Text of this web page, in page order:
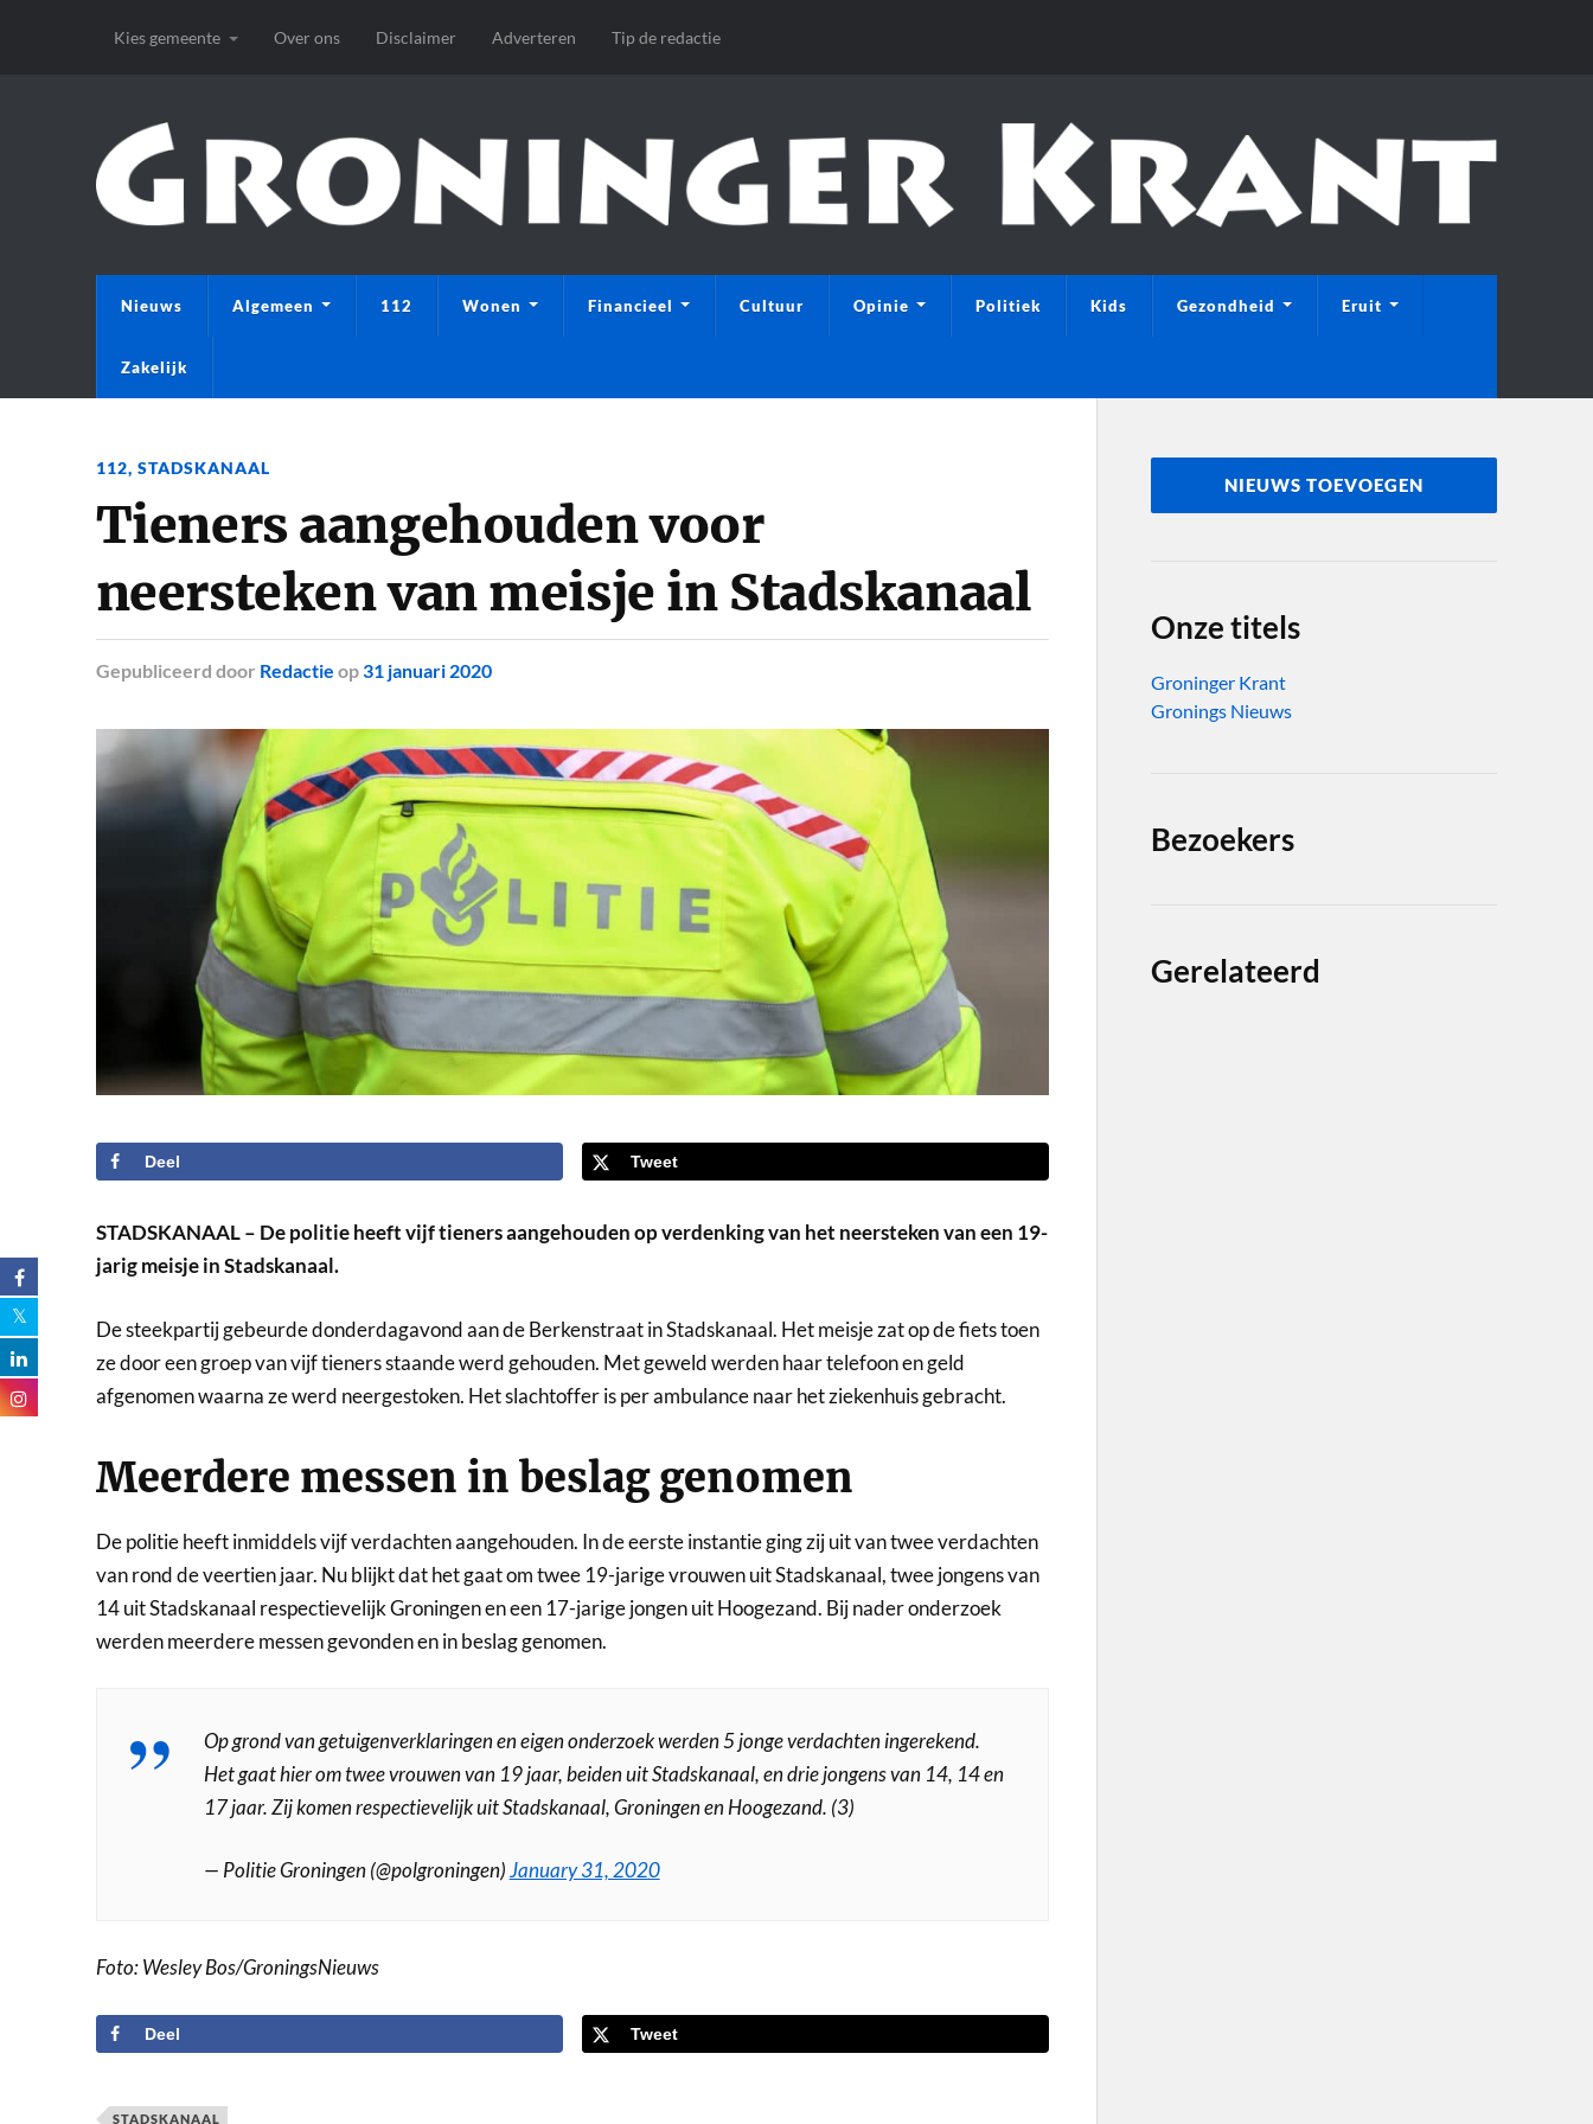
Kies gemeente Over ons Disclaimer Adverteren Tip de redactie
Nieuws Algemeen 112 Wonen Financieel Cultuur Opinie Politiek Kids Gezondheid Eruit
Zakelijk
112, STADSKANAAL
Tieners aangehouden voor
neersteken van meisje in Stadskanaal
Gepubliceerd door Redactie op31 januari 2020
Deel Tweet
STADSKANAAL – De politie heeft vijf tieners aangehouden op verdenking van het neersteken van een 19-
jarig meisje in Stadskanaal.
De steekpartij gebeurde donderdagavond aan de Berkenstraat in Stadskanaal. Het meisje zat op de fiets toen
ze door een groep van vijf tieners staande werd gehouden. Met geweld werden haar telefoon en geld
afgenomen waarna ze werd neergestoken. Het slachtoffer is per ambulance naar het ziekenhuis gebracht.
Meerdere messen in beslag genomen
De politie heeft inmiddels vijf verdachten aangehouden. In de eerste instantie ging zij uit van twee verdachten
van rond de veertien jaar. Nu blijkt dat het gaat om twee 19-jarige vrouwen uit Stadskanaal, twee jongens van
14 uit Stadskanaal respectievelijk Groningen en een 17-jarige jongen uit Hoogezand. Bij nader onderzoek
werden meerdere messen gevonden en in beslag genomen.
Op grond van getuigenverklaringen en eigen onderzoek werden 5 jonge verdachten ingerekend.
Het gaat hier om twee vrouwen van 19 jaar, beiden uit Stadskanaal, en drie jongens van 14, 14 en
17 jaar. Zij komen respectievelijk uit Stadskanaal, Groningen en Hoogezand. (3)
— Politie Groningen (@polgroningen)January 31, 2020
Foto: Wesley Bos/GroningsNieuws
Deel Tweet
STADSKANAAL
NIEUWS TOEVOEGEN
Onze titels
Groninger Krant
Gronings Nieuws
Bezoekers
Gerelateerd